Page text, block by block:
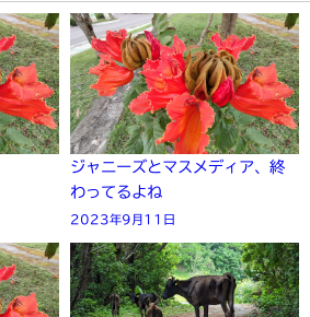
ジャニーズとマスメディア、終
わってるよね
2023年9月11日